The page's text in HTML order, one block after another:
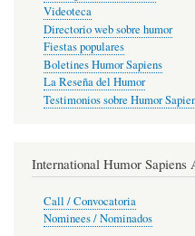
Videoteca
Directorio web sobre humor
Fiestas populares
Boletines Humor Sapiens
La Reseña del Humor
Testimonios sobre Humor
International Humor Sapiens
Call / Convocatoria
Nominees / Nominados